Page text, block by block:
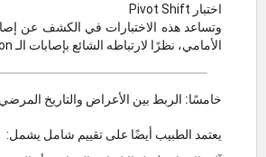
اختبار Pivot Shift
وتساعد هذه الاختبارات في الكشف عن
الأمامي، نظرًا لارتباطه الشائع بإصابات الـ Ramp Lesion.
خامسًا: الربط بين الأعراض والتاريخ المرضي
يعتمد الطبيب أيضًا على تقييم شامل يشمل: